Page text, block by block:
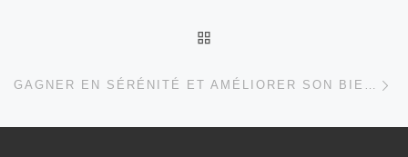
GAGNER EN SÉRÉNITÉ ET AMÉLIORER SON BIEN-ÊTRE